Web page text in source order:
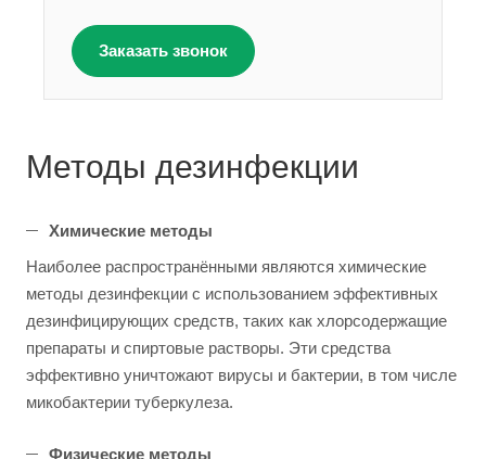
Заказать звонок
Методы дезинфекции
Химические методы
Наиболее распространёнными являются химические
методы дезинфекции с использованием эффективных
дезинфицирующих средств, таких как хлорсодержащие
препараты и спиртовые растворы. Эти средства
эффективно уничтожают вирусы и бактерии, в том числе
микобактерии туберкулеза.
Физические методы